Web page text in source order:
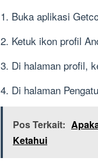
1. Buka aplikasi
2. Ketuk ikon profil
3. Di halaman profil,
4. Di halaman
Pos Terkait:
Ketahui